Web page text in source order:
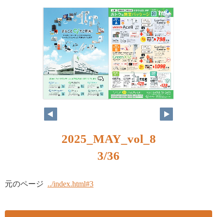
2025_MAY_vol_8
3/36
元のページ ../index.html#3